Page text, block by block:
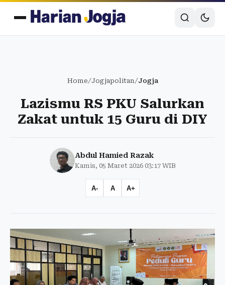
Home/Jogjapolitan/Jogja
Lazismu RS PKU Salurkan
Zakat untuk 15 Guru di DIY
Abdul Hamied Razak
Kamis, 05 Maret 2026 03:17 WIB
A- A A+